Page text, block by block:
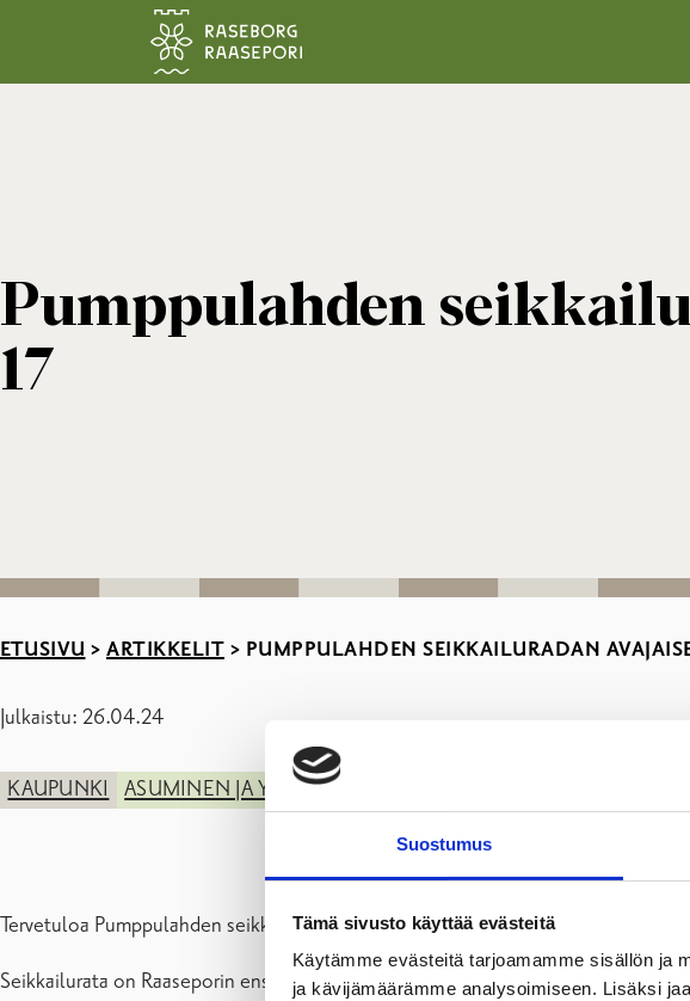
Suostumus
Tämä sivusto käyttää evästeitä
Käytämme evästeitä tarjoamamme sisällön ja
ja kävijämäärämme analysoimiseen. Lisäksi
Pumppulahden
17
ETUSIVU > ARTIKKELIT > PUMPPULAHDEN SEIKKAILURADAN
Julkaistu: 26.04.24
KAUPUNKI ASUMINEN JA YMPÄRISTÖ
Tervetuloa Pumppulahden seikkailuradan avajaisiin keskiviikkona 8. toukokuuta
Seikkailurata on Raaseporin ensimmäisen, vuonna 2022 toteutetun osallistuvan